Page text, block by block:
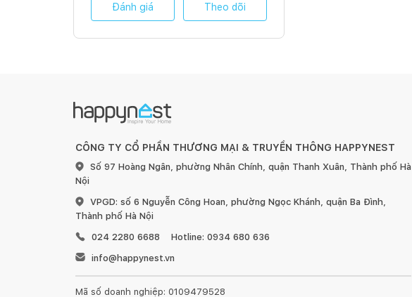
Đánh giá Theo dõi
CÔNG TY CỔ PHẦN THƯƠNG MẠI & TRUYỀN THÔNG HAPPYNEST
Số 97 Hoàng Ngân, phường Nhân Chính, quận Thanh Xuân, Thành phố Hà
Nội
VPGD: số 6 Nguyễn Công Hoan, phường Ngọc Khánh, quận Ba Đình,
Thành phố Hà Nội
024 2280 6688
Hotline: 0934 680 636
info@happynest.vn
Mã số doanh nghiệp: 0109479528